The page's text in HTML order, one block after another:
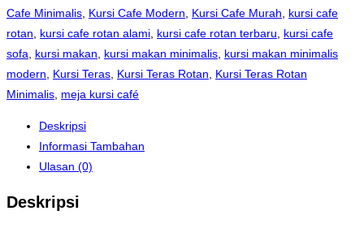
Cafe Minimalis Kursi Cafe Modern Kursi Cafe Murah
kursi cafe
rotan
kursi cafe rotan alami kursi cafe rotan terbaru
kursi cafe
sofa
kursi makan kursi makan minimalis kursi makan minimalis
modern
Kursi Teras Kursi Teras Rotan
Kursi Teras Rotan
Minimalis meja kursi café
Deskripsi
Informasi Tambahan
Ulasan (0)
Deskripsi